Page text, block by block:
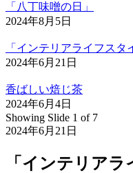
「八丁味噌の日」
2024年8月5日
「インテリアライフスタ
2024年6月21日
香ばしい焙じ茶
2024年6月4日
Showing Slide 1 of 7
2024年6月21日
「インテリア